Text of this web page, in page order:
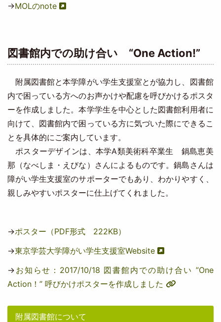
→MOLのnote
図書館内での助け合い “One Action!”
附属図書館と本学障がい学生支援室とが協力し、図書館
内で困っている方へのお声かけや配慮を呼びかけるポスタ
ーを作成しました。本学学生を中心とした図書館利用者に
向けて、図書館内で困っている方に気づいた際にできるこ
とを具体的にご案内しています。
ポスターデザインは、本学A類美術科卒業生 鍋島恵美
那（なべしま・えびな）さんによるものです。鍋島さんは
障がい学生支援室のサポーターでもあり、わかりやすく、
親しみやすいポスターに仕上げてくれました。
→ポスター（PDF形式 222KB）
→東京学芸大学障がい学生支援室Website
→ お知らせ：2017/10/18 図書館内での助け合い ”One
Action！” 呼びかけポスターを作成しました
附属図書館について